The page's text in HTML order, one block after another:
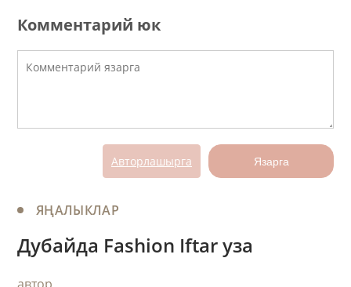
Комментарий юк
Авторлашырга Язарга
ЯҢАЛЫКЛАР
Дубайда Fashion Iftar уза